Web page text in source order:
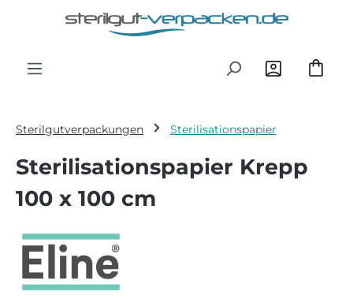
Zum Hauptinhalt springen
Sterilgutverpackungen Sterilisationspapier
Sterilisationspapier Krepp
100 x 100 cm